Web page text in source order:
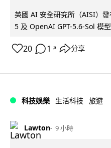
英國 AI 安全研究所（AISI）
5 及 OpenAI GPT-5.6-Sol 模
20 1 ↗ 分享
科技娛樂 生活科技 旅遊
Lawton 9 小時